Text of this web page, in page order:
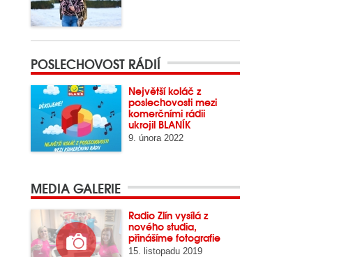
POSLECHOVOST RÁDIÍ
Největší koláč z
poslechovosti mezi
komerčními rádii
ukrojil BLANÍK
9. února 2022
MEDIA GALERIE
Radio Zlín vysílá z
nového studia,
přinášíme fotografie
15. listopadu 2019